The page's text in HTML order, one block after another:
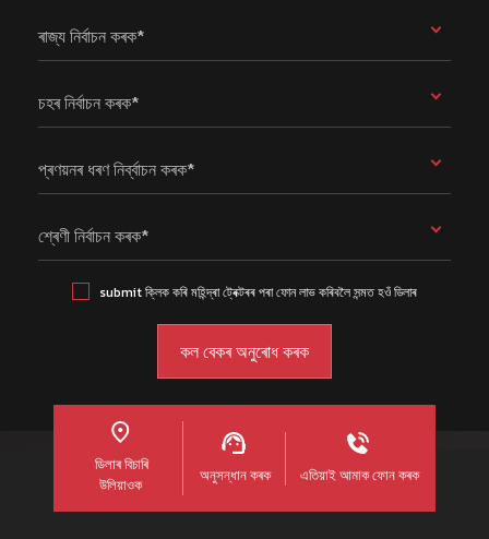
ৰাজ্য নিৰ্বাচন কৰক*
চহৰ নিৰ্বাচন কৰক*
প্ৰণয়নৰ ধৰণ নিৰ্ব্বাচন কৰক*
শ্ৰেণী নিৰ্বাচন কৰক*
submit ক্লিক কৰি মহিন্দ্ৰা ট্ৰেক্টৰৰ পৰা ফোন লাভ কৰিবলৈ সন্মত হওঁ ডিলাৰ
ডিলাৰ বিচাৰি
উলিয়াওক
অনুসন্ধান কৰক এতিয়াই আমাক ফোন কৰক